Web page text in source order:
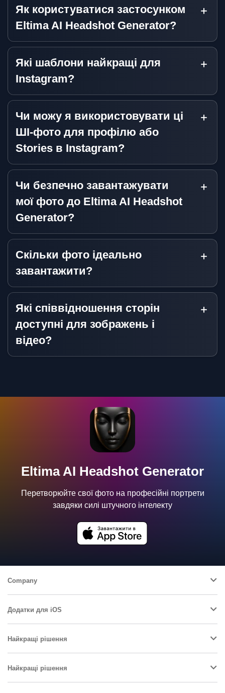
Як користуватися застосунком
Eltima AI Headshot Generator?
Які шаблони найкращі для
Instagram?
Чи можу я використовувати ці
ШІ-фото для профілю або
Stories в Instagram?
Чи безпечно завантажувати
мої фото до Eltima AI Headshot
Generator?
Скільки фото ідеально
завантажити?
Які співвідношення сторін
доступні для зображень і
відео?
Eltima AI Headshot Generator
Перетворюйте свої фото на професійні портрети
завдяки силі штучного інтелекту
Company
Додатки для iOS
Найкращі рішення
Найкращі рішення